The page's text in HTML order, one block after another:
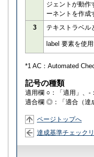
ジェントが動作
ーネントを作成
3
テキストラベル
label 要素を使
*1 AC： Automated
記号の種類
適用欄 ○：「適用」、-
適合欄 ◎：「適合（達
ページトップへ
達成基準チェック